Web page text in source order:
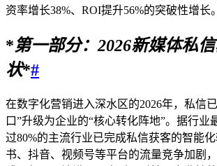
资率增长38%、ROI提升56%的突破性增长。
*第一部分： 2026新媒体私
状*#
在数字化营销进入深水区的2026年，私信
口”升级为企业的“核心转化阵地”。据行业
过80%的主流行业已完成私信获客的智能
书、抖音、视频号等平台的流量竞争加剧